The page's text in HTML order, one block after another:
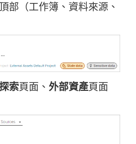
部（工作簿、資料來源、
探索頁面、 外部資產頁面